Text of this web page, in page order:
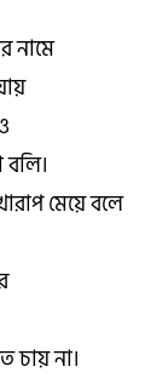
নামে
মেয়ে বলে
চায় না।